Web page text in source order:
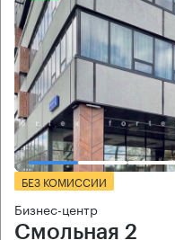
БЕЗ КОМИССИИ
Бизнес-центр
Смольная 2